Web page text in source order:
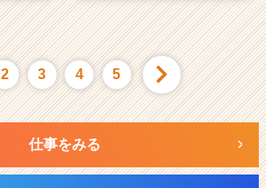
2 3 4 5
仕事をみる